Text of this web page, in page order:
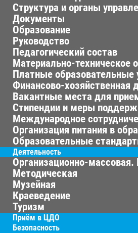
Структура и органы
Документы
Образование
Руководство
Педагогический состав
Материально-техническое
Платные образовательные
Финансово-хозяйственная
Вакантные места для
Стипендии и меры
Международное
Организация питания в
Образовательные
Деятельность
Организационно-
Методическая
Музейная
Краеведение
Туризм
Приём в ЦДО
Безопасность